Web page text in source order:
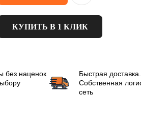
КУПИТЬ В 1 КЛИК
Быстрая доставка.
Собственная
сеть
без наценок